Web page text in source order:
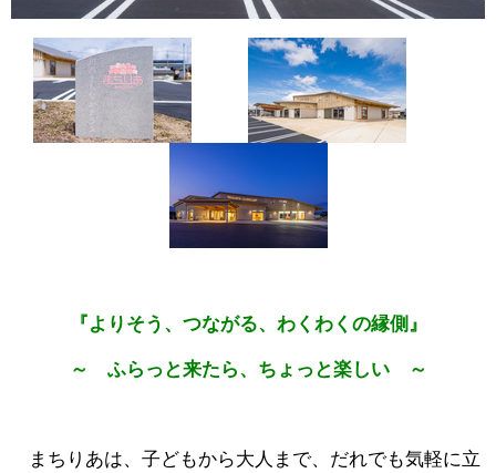
『よりそう、つながる、わくわくの縁側』
～ ふらっと来たら、ちょっと楽しい ～
まちりあは、子どもから大人まで、だれでも気軽に立